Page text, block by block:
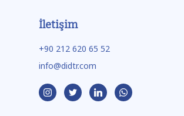
İletişim
+90 212 620 65 52
info@didtr.com